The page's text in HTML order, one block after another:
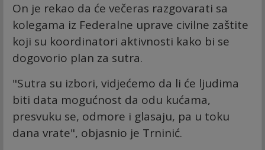
On je rekao da će večeras razgovarati sa
kolegama iz Federalne uprave civilne zaštite
koji su koordinatori aktivnosti kako bi se
dogovorio plan za sutra.
"Sutra su izbori, vidjećemo da li će ljudima
biti data mogućnost da odu kućama,
presvuku se, odmore i glasaju, pa u toku
dana vrate", objasnio je Trninić.